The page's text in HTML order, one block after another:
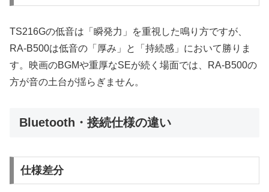
TS216Gの低音は「瞬発力」を重視した鳴り方ですが、
RA-B500は低音の「厚み」と「持続感」において勝りま
す。映画のBGMや重厚なSEが続く場面では、RA-B500の
方が音の土台が揺らぎません。
Bluetooth・接続仕様の違い
仕様差分